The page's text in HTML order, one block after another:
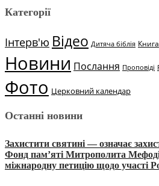
Категорії
Інтерв'ю Відео Дитяча біблія Книга
Новини Послання Проповіді
Фото Церковний календар
Останні новини
Захистити святині — означає
Фонд пам’яті Митрополита
міжнародну петицію щодо участі